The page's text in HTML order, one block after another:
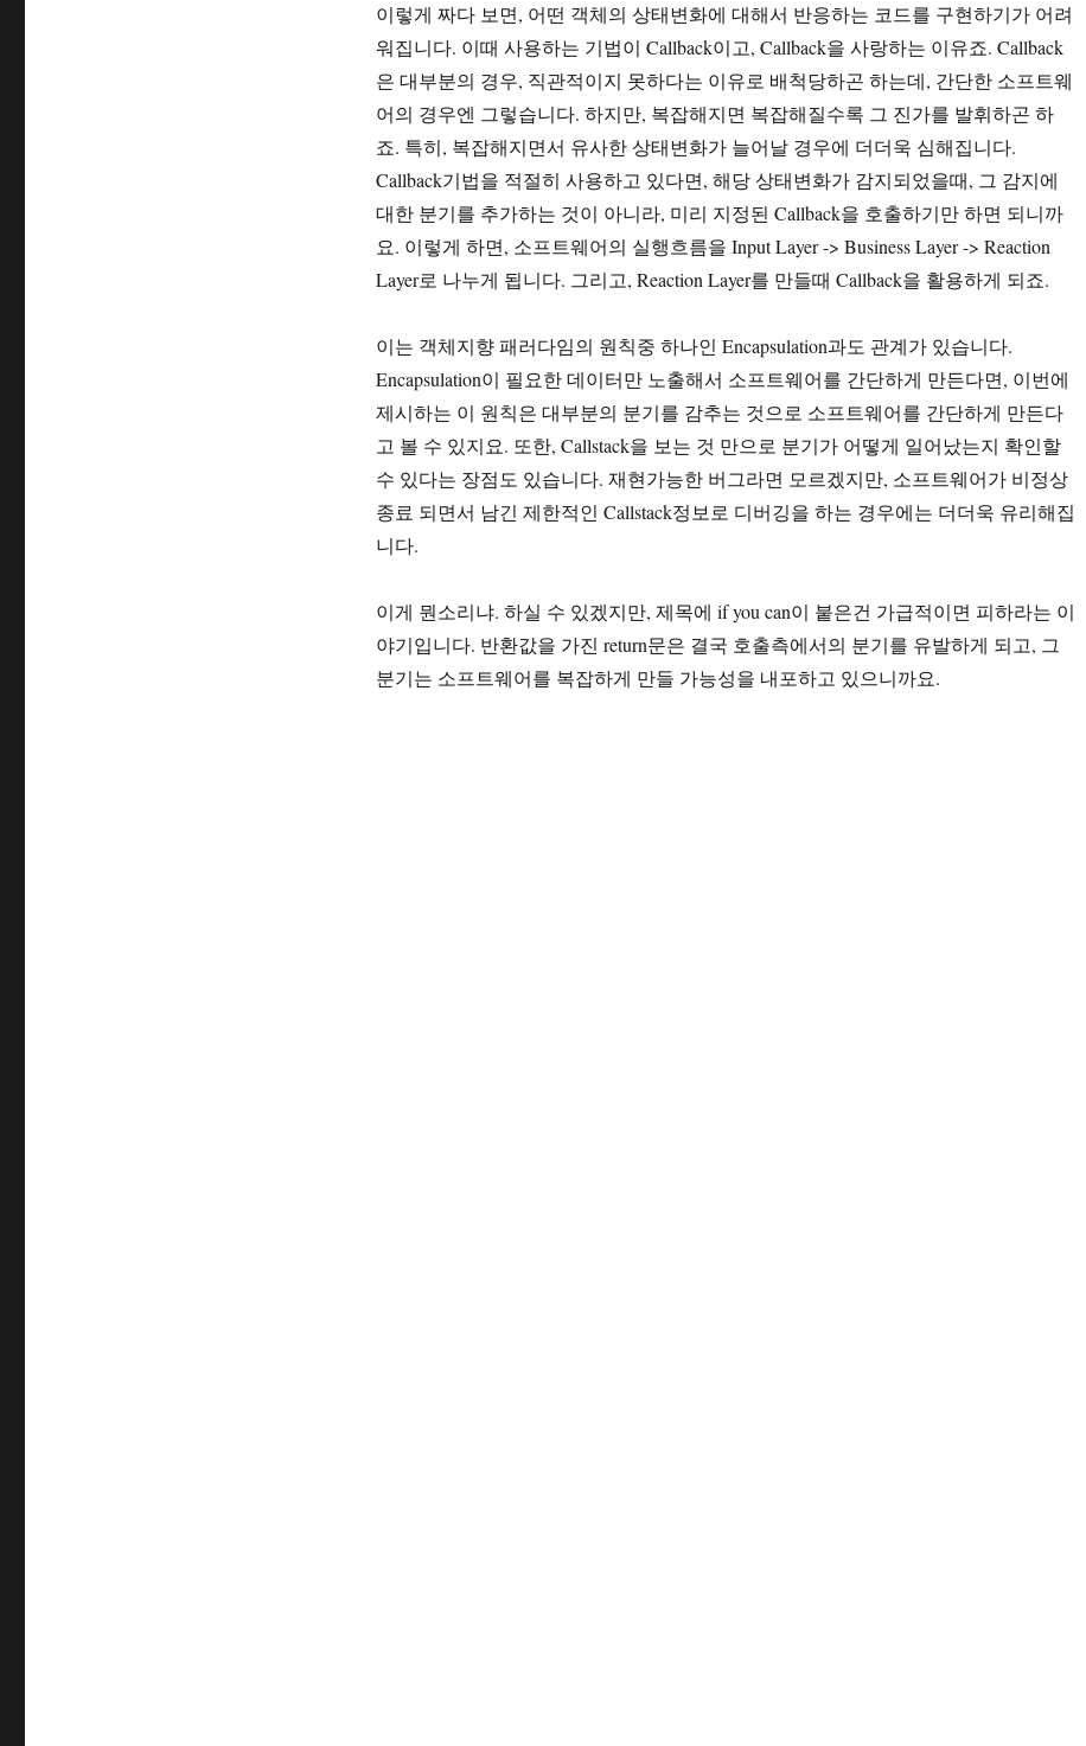
이렇게 짜다 보면, 어떤 객체의 상태변화에 대해서 반응하는 코드를 구현하기가 어려
워집니다. 이때 사용하는 기법이 Callback이고, Callback을 사랑하는 이유죠. Callback
은 대부분의 경우, 직관적이지 못하다는 이유로 배척당하곤 하는데, 간단한 소프트웨
어의 경우엔 그렇습니다. 하지만, 복잡해지면 복잡해질수록 그 진가를 발휘하곤 하
죠. 특히, 복잡해지면서 유사한 상태변화가 늘어날 경우에 더더욱 심해집니다.
Callback기법을 적절히 사용하고 있다면, 해당 상태변화가 감지되었을때, 그 감지에
대한 분기를 추가하는 것이 아니라, 미리 지정된 Callback을 호출하기만 하면 되니까
요. 이렇게 하면, 소프트웨어의 실행흐름을 Input Layer -> Business Layer -> Reaction
Layer로 나누게 됩니다. 그리고, Reaction Layer를 만들때 Callback을 활용하게 되죠.
이는 객체지향 패러다임의 원칙중 하나인 Encapsulation과도 관계가 있습니다.
Encapsulation이 필요한 데이터만 노출해서 소프트웨어를 간단하게 만든다면, 이번에
제시하는 이 원칙은 대부분의 분기를 감추는 것으로 소프트웨어를 간단하게 만든다
고 볼 수 있지요. 또한, Callstack을 보는 것 만으로 분기가 어떻게 일어났는지 확인할
수 있다는 장점도 있습니다. 재현가능한 버그라면 모르겠지만, 소프트웨어가 비정상
종료 되면서 남긴 제한적인 Callstack정보로 디버깅을 하는 경우에는 더더욱 유리해집
니다.
이게 뭔소리냐. 하실 수 있겠지만, 제목에 if you can이 붙은건 가급적이면 피하라는 이
야기입니다. 반환값을 가진 return문은 결국 호출측에서의 분기를 유발하게 되고, 그
분기는 소프트웨어를 복잡하게 만들 가능성을 내포하고 있으니까요.